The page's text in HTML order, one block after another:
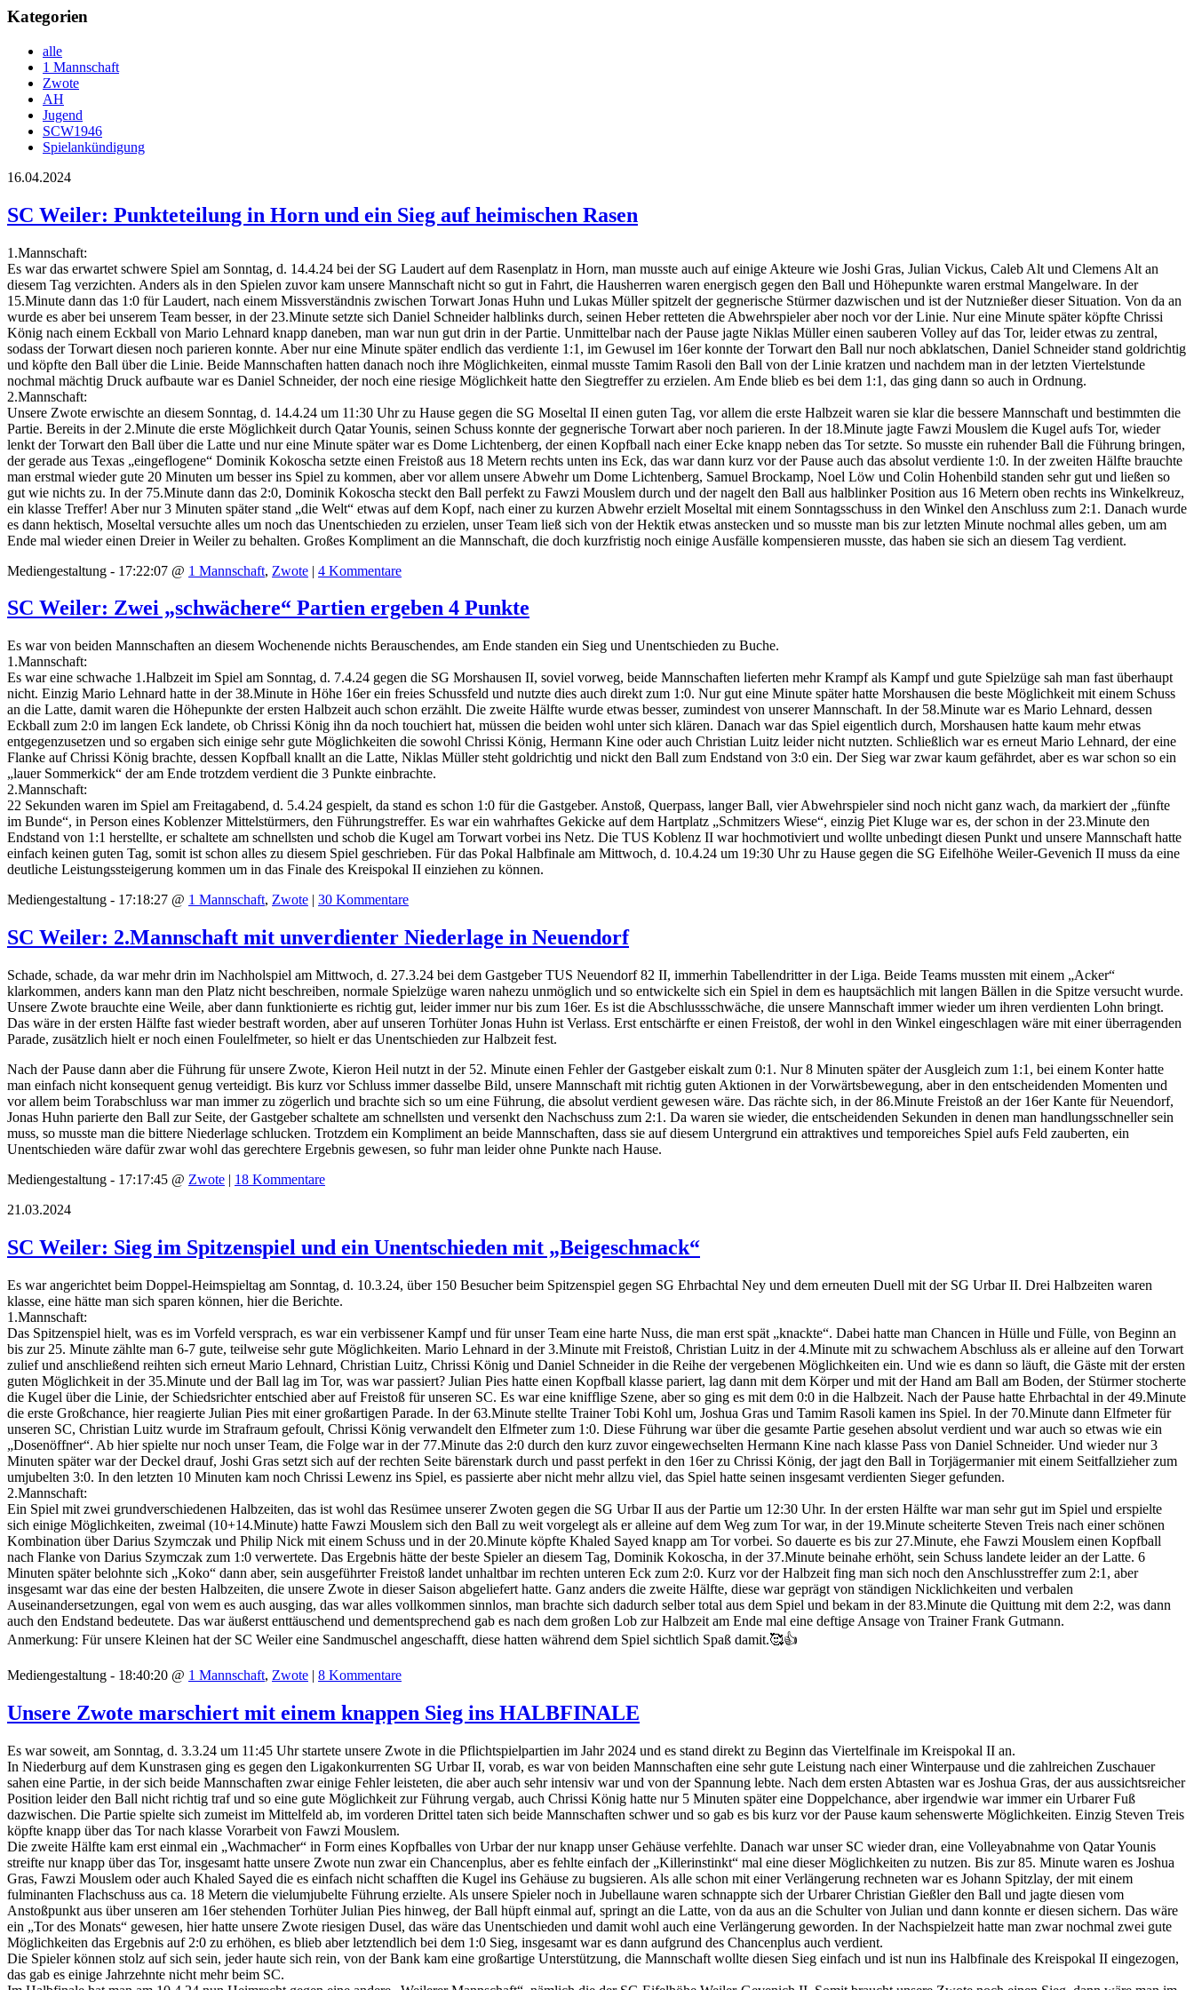
Kategorien
alle
1 Mannschaft
Zwote
AH
Jugend
SCW1946
Spielankündigung
16.04.2024
SC Weiler: Punkteteilung in Horn und ein Sieg auf heimischen Rasen
1.Mannschaft:
Es war das erwartet schwere Spiel am Sonntag, d. 14.4.24 bei der SG Laudert auf dem Rasenplatz in Horn, man musste auch auf einige Akteure wie Joshi Gras, Julian Vickus, Caleb Alt und Clemens Alt an
diesem Tag verzichten. Anders als in den Spielen zuvor kam unsere Mannschaft nicht so gut in Fahrt, die Hausherren waren energisch gegen den Ball und Höhepunkte waren erstmal Mangelware. In der
15.Minute dann das 1:0 für Laudert, nach einem Missverständnis zwischen Torwart Jonas Huhn und Lukas Müller spitzelt der gegnerische Stürmer dazwischen und ist der Nutznießer dieser Situation. Von da an
wurde es aber bei unserem Team besser, in der 23.Minute setzte sich Daniel Schneider halblinks durch, seinen Heber retteten die Abwehrspieler aber noch vor der Linie. Nur eine Minute später köpfte Chrissi
König nach einem Eckball von Mario Lehnard knapp daneben, man war nun gut drin in der Partie. Unmittelbar nach der Pause jagte Niklas Müller einen sauberen Volley auf das Tor, leider etwas zu zentral,
sodass der Torwart diesen noch parieren konnte. Aber nur eine Minute später endlich das verdiente 1:1, im Gewusel im 16er konnte der Torwart den Ball nur noch abklatschen, Daniel Schneider stand goldrichtig
und köpfte den Ball über die Linie. Beide Mannschaften hatten danach noch ihre Möglichkeiten, einmal musste Tamim Rasoli den Ball von der Linie kratzen und nachdem man in der letzten Viertelstunde
nochmal mächtig Druck aufbaute war es Daniel Schneider, der noch eine riesige Möglichkeit hatte den Siegtreffer zu erzielen. Am Ende blieb es bei dem 1:1, das ging dann so auch in Ordnung.
2.Mannschaft:
Unsere Zwote erwischte an diesem Sonntag, d. 14.4.24 um 11:30 Uhr zu Hause gegen die SG Moseltal II einen guten Tag, vor allem die erste Halbzeit waren sie klar die bessere Mannschaft und bestimmten die
Partie. Bereits in der 2.Minute die erste Möglichkeit durch Qatar Younis, seinen Schuss konnte der gegnerische Torwart aber noch parieren. In der 18.Minute jagte Fawzi Mouslem die Kugel aufs Tor, wieder
lenkt der Torwart den Ball über die Latte und nur eine Minute später war es Dome Lichtenberg, der einen Kopfball nach einer Ecke knapp neben das Tor setzte. So musste ein ruhender Ball die Führung bringen,
der gerade aus Texas „eingeflogene“ Dominik Kokoscha setzte einen Freistoß aus 18 Metern rechts unten ins Eck, das war dann kurz vor der Pause auch das absolut verdiente 1:0. In der zweiten Hälfte brauchte
man erstmal wieder gute 20 Minuten um besser ins Spiel zu kommen, aber vor allem unsere Abwehr um Dome Lichtenberg, Samuel Brockamp, Noel Löw und Colin Hohenbild standen sehr gut und ließen so
gut wie nichts zu. In der 75.Minute dann das 2:0, Dominik Kokoscha steckt den Ball perfekt zu Fawzi Mouslem durch und der nagelt den Ball aus halblinker Position aus 16 Metern oben rechts ins Winkelkreuz,
ein klasse Treffer! Aber nur 3 Minuten später stand „die Welt“ etwas auf dem Kopf, nach einer zu kurzen Abwehr erzielt Moseltal mit einem Sonntagsschuss in den Winkel den Anschluss zum 2:1. Danach wurde
es dann hektisch, Moseltal versuchte alles um noch das Unentschieden zu erzielen, unser Team ließ sich von der Hektik etwas anstecken und so musste man bis zur letzten Minute nochmal alles geben, um am
Ende mal wieder einen Dreier in Weiler zu behalten. Großes Kompliment an die Mannschaft, die doch kurzfristig noch einige Ausfälle kompensieren musste, das haben sie sich an diesem Tag verdient.
Mediengestaltung - 17:22:07 @ 1 Mannschaft, Zwote | 4 Kommentare
SC Weiler: Zwei „schwächere“ Partien ergeben 4 Punkte
Es war von beiden Mannschaften an diesem Wochenende nichts Berauschendes, am Ende standen ein Sieg und Unentschieden zu Buche.
1.Mannschaft:
Es war eine schwache 1.Halbzeit im Spiel am Sonntag, d. 7.4.24 gegen die SG Morshausen II, soviel vorweg, beide Mannschaften lieferten mehr Krampf als Kampf und gute Spielzüge sah man fast überhaupt
nicht. Einzig Mario Lehnard hatte in der 38.Minute in Höhe 16er ein freies Schussfeld und nutzte dies auch direkt zum 1:0. Nur gut eine Minute später hatte Morshausen die beste Möglichkeit mit einem Schuss
an die Latte, damit waren die Höhepunkte der ersten Halbzeit auch schon erzählt. Die zweite Hälfte wurde etwas besser, zumindest von unserer Mannschaft. In der 58.Minute war es Mario Lehnard, dessen
Eckball zum 2:0 im langen Eck landete, ob Chrissi König ihn da noch touchiert hat, müssen die beiden wohl unter sich klären. Danach war das Spiel eigentlich durch, Morshausen hatte kaum mehr etwas
entgegenzusetzen und so ergaben sich einige sehr gute Möglichkeiten die sowohl Chrissi König, Hermann Kine oder auch Christian Luitz leider nicht nutzten. Schließlich war es erneut Mario Lehnard, der eine
Flanke auf Chrissi König brachte, dessen Kopfball knallt an die Latte, Niklas Müller steht goldrichtig und nickt den Ball zum Endstand von 3:0 ein. Der Sieg war zwar kaum gefährdet, aber es war schon so ein
„lauer Sommerkick“ der am Ende trotzdem verdient die 3 Punkte einbrachte.
2.Mannschaft:
22 Sekunden waren im Spiel am Freitagabend, d. 5.4.24 gespielt, da stand es schon 1:0 für die Gastgeber. Anstoß, Querpass, langer Ball, vier Abwehrspieler sind noch nicht ganz wach, da markiert der „fünfte
im Bunde“, in Person eines Koblenzer Mittelstürmers, den Führungstreffer. Es war ein wahrhaftes Gekicke auf dem Hartplatz „Schmitzers Wiese“, einzig Piet Kluge war es, der schon in der 23.Minute den
Endstand von 1:1 herstellte, er schaltete am schnellsten und schob die Kugel am Torwart vorbei ins Netz. Die TUS Koblenz II war hochmotiviert und wollte unbedingt diesen Punkt und unsere Mannschaft hatte
einfach keinen guten Tag, somit ist schon alles zu diesem Spiel geschrieben. Für das Pokal Halbfinale am Mittwoch, d. 10.4.24 um 19:30 Uhr zu Hause gegen die SG Eifelhöhe Weiler-Gevenich II muss da eine
deutliche Leistungssteigerung kommen um in das Finale des Kreispokal II einziehen zu können.
Mediengestaltung - 17:18:27 @ 1 Mannschaft, Zwote | 30 Kommentare
SC Weiler: 2.Mannschaft mit unverdienter Niederlage in Neuendorf
Schade, schade, da war mehr drin im Nachholspiel am Mittwoch, d. 27.3.24 bei dem Gastgeber TUS Neuendorf 82 II, immerhin Tabellendritter in der Liga. Beide Teams mussten mit einem „Acker“
klarkommen, anders kann man den Platz nicht beschreiben, normale Spielzüge waren nahezu unmöglich und so entwickelte sich ein Spiel in dem es hauptsächlich mit langen Bällen in die Spitze versucht wurde.
Unsere Zwote brauchte eine Weile, aber dann funktionierte es richtig gut, leider immer nur bis zum 16er. Es ist die Abschlussschwäche, die unsere Mannschaft immer wieder um ihren verdienten Lohn bringt.
Das wäre in der ersten Hälfte fast wieder bestraft worden, aber auf unseren Torhüter Jonas Huhn ist Verlass. Erst entschärfte er einen Freistoß, der wohl in den Winkel eingeschlagen wäre mit einer überragenden
Parade, zusätzlich hielt er noch einen Foulelfmeter, so hielt er das Unentschieden zur Halbzeit fest.
Nach der Pause dann aber die Führung für unsere Zwote, Kieron Heil nutzt in der 52. Minute einen Fehler der Gastgeber eiskalt zum 0:1. Nur 8 Minuten später der Ausgleich zum 1:1, bei einem Konter hatte
man einfach nicht konsequent genug verteidigt. Bis kurz vor Schluss immer dasselbe Bild, unsere Mannschaft mit richtig guten Aktionen in der Vorwärtsbewegung, aber in den entscheidenden Momenten und
vor allem beim Torabschluss war man immer zu zögerlich und brachte sich so um eine Führung, die absolut verdient gewesen wäre. Das rächte sich, in der 86.Minute Freistoß an der 16er Kante für Neuendorf,
Jonas Huhn parierte den Ball zur Seite, der Gastgeber schaltete am schnellsten und versenkt den Nachschuss zum 2:1. Da waren sie wieder, die entscheidenden Sekunden in denen man handlungsschneller sein
muss, so musste man die bittere Niederlage schlucken. Trotzdem ein Kompliment an beide Mannschaften, dass sie auf diesem Untergrund ein attraktives und temporeiches Spiel aufs Feld zauberten, ein
Unentschieden wäre dafür zwar wohl das gerechtere Ergebnis gewesen, so fuhr man leider ohne Punkte nach Hause.
Mediengestaltung - 17:17:45 @ Zwote | 18 Kommentare
21.03.2024
SC Weiler: Sieg im Spitzenspiel und ein Unentschieden mit „Beigeschmack“
Es war angerichtet beim Doppel-Heimspieltag am Sonntag, d. 10.3.24, über 150 Besucher beim Spitzenspiel gegen SG Ehrbachtal Ney und dem erneuten Duell mit der SG Urbar II. Drei Halbzeiten waren
klasse, eine hätte man sich sparen können, hier die Berichte.
1.Mannschaft:
Das Spitzenspiel hielt, was es im Vorfeld versprach, es war ein verbissener Kampf und für unser Team eine harte Nuss, die man erst spät „knackte“. Dabei hatte man Chancen in Hülle und Fülle, von Beginn an
bis zur 25. Minute zählte man 6-7 gute, teilweise sehr gute Möglichkeiten. Mario Lehnard in der 3.Minute mit Freistoß, Christian Luitz in der 4.Minute mit zu schwachem Abschluss als er alleine auf den Torwart
zulief und anschließend reihten sich erneut Mario Lehnard, Christian Luitz, Chrissi König und Daniel Schneider in die Reihe der vergebenen Möglichkeiten ein. Und wie es dann so läuft, die Gäste mit der ersten
guten Möglichkeit in der 35.Minute und der Ball lag im Tor, was war passiert? Julian Pies hatte einen Kopfball klasse pariert, lag dann mit dem Körper und mit der Hand am Ball am Boden, der Stürmer stocherte
die Kugel über die Linie, der Schiedsrichter entschied aber auf Freistoß für unseren SC. Es war eine knifflige Szene, aber so ging es mit dem 0:0 in die Halbzeit. Nach der Pause hatte Ehrbachtal in der 49.Minute
die erste Großchance, hier reagierte Julian Pies mit einer großartigen Parade. In der 63.Minute stellte Trainer Tobi Kohl um, Joshua Gras und Tamim Rasoli kamen ins Spiel. In der 70.Minute dann Elfmeter für
unseren SC, Christian Luitz wurde im Strafraum gefoult, Chrissi König verwandelt den Elfmeter zum 1:0. Diese Führung war über die gesamte Partie gesehen absolut verdient und war auch so etwas wie ein
„Dosenöffner“. Ab hier spielte nur noch unser Team, die Folge war in der 77.Minute das 2:0 durch den kurz zuvor eingewechselten Hermann Kine nach klasse Pass von Daniel Schneider. Und wieder nur 3
Minuten später war der Deckel drauf, Joshi Gras setzt sich auf der rechten Seite bärenstark durch und passt perfekt in den 16er zu Chrissi König, der jagt den Ball in Torjägermanier mit einem Seitfallzieher zum
umjubelten 3:0. In den letzten 10 Minuten kam noch Chrissi Lewenz ins Spiel, es passierte aber nicht mehr allzu viel, das Spiel hatte seinen insgesamt verdienten Sieger gefunden.
2.Mannschaft:
Ein Spiel mit zwei grundverschiedenen Halbzeiten, das ist wohl das Resümee unserer Zwoten gegen die SG Urbar II aus der Partie um 12:30 Uhr. In der ersten Hälfte war man sehr gut im Spiel und erspielte
sich einige Möglichkeiten, zweimal (10+14.Minute) hatte Fawzi Mouslem sich den Ball zu weit vorgelegt als er alleine auf dem Weg zum Tor war, in der 19.Minute scheiterte Steven Treis nach einer schönen
Kombination über Darius Szymczak und Philip Nick mit einem Schuss und in der 20.Minute köpfte Khaled Sayed knapp am Tor vorbei. So dauerte es bis zur 27.Minute, ehe Fawzi Mouslem einen Kopfball
nach Flanke von Darius Szymczak zum 1:0 verwertete. Das Ergebnis hätte der beste Spieler an diesem Tag, Dominik Kokoscha, in der 37.Minute beinahe erhöht, sein Schuss landete leider an der Latte. 6
Minuten später belohnte sich „Koko“ dann aber, sein ausgeführter Freistoß landet unhaltbar im rechten unteren Eck zum 2:0. Kurz vor der Halbzeit fing man sich noch den Anschlusstreffer zum 2:1, aber
insgesamt war das eine der besten Halbzeiten, die unsere Zwote in dieser Saison abgeliefert hatte. Ganz anders die zweite Hälfte, diese war geprägt von ständigen Nicklichkeiten und verbalen
Auseinandersetzungen, egal von wem es auch ausging, das war alles vollkommen sinnlos, man brachte sich dadurch selber total aus dem Spiel und bekam in der 83.Minute die Quittung mit dem 2:2, was dann
auch den Endstand bedeutete. Das war äußerst enttäuschend und dementsprechend gab es nach dem großen Lob zur Halbzeit am Ende mal eine deftige Ansage von Trainer Frank Gutmann.
Anmerkung: Für unsere Kleinen hat der SC Weiler eine Sandmuschel angeschafft, diese hatten während dem Spiel sichtlich Spaß damit.🥰👍
Mediengestaltung - 18:40:20 @ 1 Mannschaft, Zwote | 8 Kommentare
Unsere Zwote marschiert mit einem knappen Sieg ins HALBFINALE
Es war soweit, am Sonntag, d. 3.3.24 um 11:45 Uhr startete unsere Zwote in die Pflichtspielpartien im Jahr 2024 und es stand direkt zu Beginn das Viertelfinale im Kreispokal II an.
In Niederburg auf dem Kunstrasen ging es gegen den Ligakonkurrenten SG Urbar II, vorab, es war von beiden Mannschaften eine sehr gute Leistung nach einer Winterpause und die zahlreichen Zuschauer
sahen eine Partie, in der sich beide Mannschaften zwar einige Fehler leisteten, die aber auch sehr intensiv war und von der Spannung lebte. Nach dem ersten Abtasten war es Joshua Gras, der aus aussichtsreicher
Position leider den Ball nicht richtig traf und so eine gute Möglichkeit zur Führung vergab, auch Chrissi König hatte nur 5 Minuten später eine Doppelchance, aber irgendwie war immer ein Urbarer Fuß
dazwischen. Die Partie spielte sich zumeist im Mittelfeld ab, im vorderen Drittel taten sich beide Mannschaften schwer und so gab es bis kurz vor der Pause kaum sehenswerte Möglichkeiten. Einzig Steven Treis
köpfte knapp über das Tor nach klasse Vorarbeit von Fawzi Mouslem.
Die zweite Hälfte kam erst einmal ein „Wachmacher“ in Form eines Kopfballes von Urbar der nur knapp unser Gehäuse verfehlte. Danach war unser SC wieder dran, eine Volleyabnahme von Qatar Younis
streifte nur knapp über das Tor, insgesamt hatte unsere Zwote nun zwar ein Chancenplus, aber es fehlte einfach der „Killerinstinkt“ mal eine dieser Möglichkeiten zu nutzen. Bis zur 85. Minute waren es Joshua
Gras, Fawzi Mouslem oder auch Khaled Sayed die es einfach nicht schafften die Kugel ins Gehäuse zu bugsieren. Als alle schon mit einer Verlängerung rechneten war es Johann Spitzlay, der mit einem
fulminanten Flachschuss aus ca. 18 Metern die vielumjubelte Führung erzielte. Als unsere Spieler noch in Jubellaune waren schnappte sich der Urbarer Christian Gießler den Ball und jagte diesen vom
Anstoßpunkt aus über unseren am 16er stehenden Torhüter Julian Pies hinweg, der Ball hüpft einmal auf, springt an die Latte, von da aus an die Schulter von Julian und dann konnte er diesen sichern. Das wäre
ein „Tor des Monats“ gewesen, hier hatte unsere Zwote riesigen Dusel, das wäre das Unentschieden und damit wohl auch eine Verlängerung geworden. In der Nachspielzeit hatte man zwar nochmal zwei gute
Möglichkeiten das Ergebnis auf 2:0 zu erhöhen, es blieb aber letztendlich bei dem 1:0 Sieg, insgesamt war es dann aufgrund des Chancenplus auch verdient.
Die Spieler können stolz auf sich sein, jeder haute sich rein, von der Bank kam eine großartige Unterstützung, die Mannschaft wollte diesen Sieg einfach und ist nun ins Halbfinale des Kreispokal II eingezogen,
das gab es einige Jahrzehnte nicht mehr beim SC.